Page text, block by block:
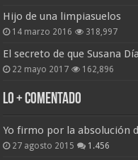
Hijo de una limpiasuelos
14 marzo 2016 318,997
El secreto de que Susana
22 mayo 2017 162,896
Lo + Comentado
Yo firmo por la absolución
27 agosto 2015 1.456